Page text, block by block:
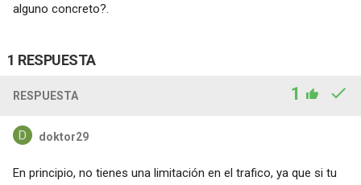
alguno concreto?.
1 RESPUESTA
RESPUESTA 1
doktor29
En principio, no tienes una limitación en el trafico, ya que si tu